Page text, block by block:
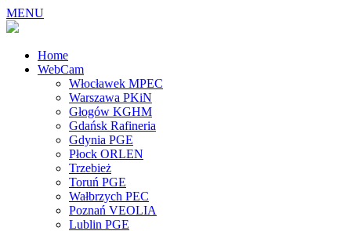
MENU
Home
WebCam
Włocławek MPEC
Warszawa PKiN
Głogów KGHM
Gdańsk Rafineria
Gdynia PGE
Płock ORLEN
Trzebież
Toruń PGE
Wałbrzych PEC
Poznań VEOLIA
Lublin PGE